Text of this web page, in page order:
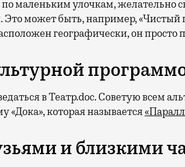
по маленьким улочкам, желательно
Это может быть, например, «Чистый
географически, он просто
в Театр.doc. Советую всем
«Дока», которая называется
и близкими